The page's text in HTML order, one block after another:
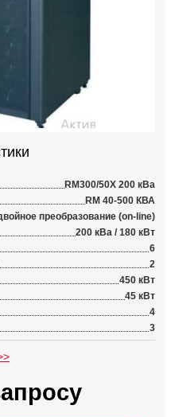
RM300/50X 200 кВа
RM 40-500 КВА
преобразование (on-line)
200 кВа / 180 кВт
6
2
450 кВт
45 кВт
4
3